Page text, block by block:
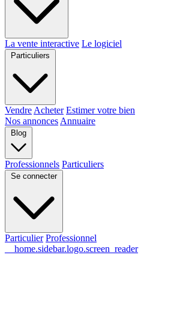
La vente interactive Le logiciel
Particuliers
Vendre Acheter Estimer votre bien
Nos annonces Annuaire
Blog
Professionnels Particuliers
Se connecter
Particulier Professionnel
__home.sidebar.logo.screen_reader